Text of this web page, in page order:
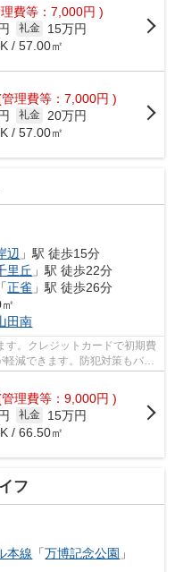
費等：7,000円 )
礼金
15万円
/ 57.00㎡
理費等：7,000円 )
礼金
20万円
/ 57.00㎡
辺 」駅 徒歩15分
里丘 」駅 徒歩22分
「正雀 」駅 徒歩26分
田南
す。クレジットカードで初期費
減できます。防犯対策もバッ
理費等：9,000円 )
礼金
15万円
/ 66.50㎡
フ
本線 「万博記念公園 」